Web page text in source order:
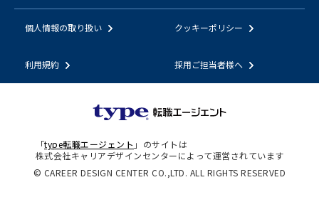
個人情報の取り扱い クッキーポリシー
利用規約 採用ご担当者様へ
「type転職エージェント 」のサイトは
株式会社キャリアデザインセンターによって運営されています
© CAREER DESIGN CENTER CO.,LTD. ALL RIGHTS RESERVED